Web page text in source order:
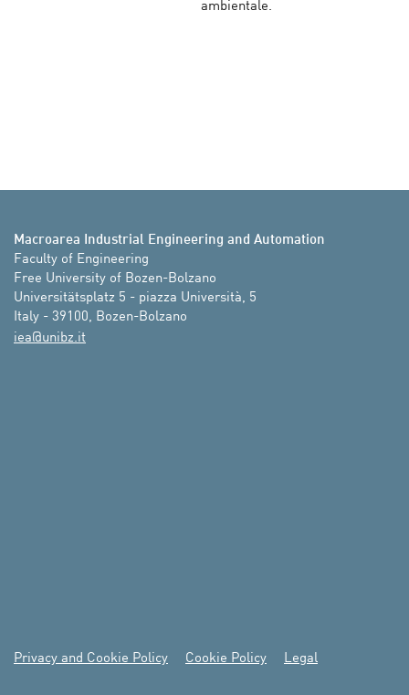
ambientale.
Macroarea Industrial Engineering and Automation
Faculty of Engineering
Free University of Bozen-Bolzano
Universitätsplatz 5 - piazza Università, 5
Italy - 39100, Bozen-Bolzano
ti.zbinu@aei
Privacy and Cookie Policy Cookie Policy Legal